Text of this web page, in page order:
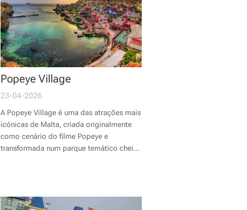
Popeye Village
23-04-2026
A Popeye Village é uma das atrações mais
icónicas de Malta, criada originalmente
como cenário do filme Popeyee
transformada num parque temático cheio